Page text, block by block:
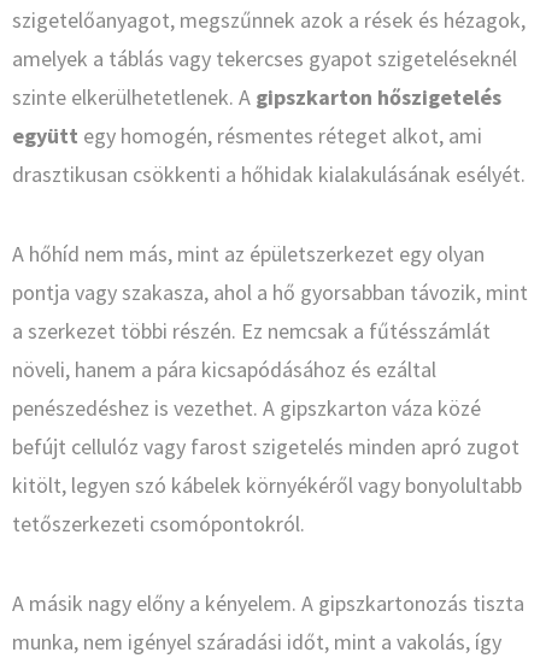
szigetelőanyagot, megszűnnek azok a rések és hézagok,
amelyek a táblás vagy tekercses gyapot szigeteléseknél
szinte elkerülhetetlenek. A gipszkarton hőszigetelés
együtt egy homogén, résmentes réteget alkot, ami
drasztikusan csökkenti a hőhidak kialakulásának esélyét.
A hőhíd nem más, mint az épületszerkezet egy olyan
pontja vagy szakasza, ahol a hő gyorsabban távozik, mint
a szerkezet többi részén. Ez nemcsak a fűtésszámlát
növeli, hanem a pára kicsapódásához és ezáltal
penészedéshez is vezethet. A gipszkarton váza közé
befújt cellulóz vagy farost szigetelés minden apró zugot
kitölt, legyen szó kábelek környékéről vagy bonyolultabb
tetőszerkezeti csomópontokról.
A másik nagy előny a kényelem. A gipszkartonozás tiszta
munka, nem igényel száradási időt, mint a vakolás, így